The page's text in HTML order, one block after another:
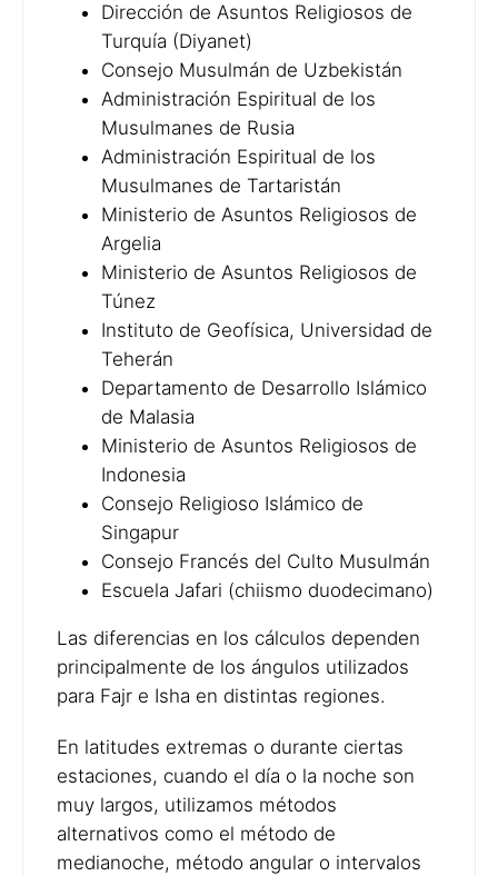
Dirección de Asuntos Religiosos de
Turquía (Diyanet)
Consejo Musulmán de Uzbekistán
Administración Espiritual de los
Musulmanes de Rusia
Administración Espiritual de los
Musulmanes de Tartaristán
Ministerio de Asuntos Religiosos de
Argelia
Ministerio de Asuntos Religiosos de
Túnez
Instituto de Geofísica, Universidad de
Teherán
Departamento de Desarrollo Islámico
de Malasia
Ministerio de Asuntos Religiosos de
Indonesia
Consejo Religioso Islámico de
Singapur
Consejo Francés del Culto Musulmán
Escuela Jafari (chiismo duodecimano)
Las diferencias en los cálculos dependen
principalmente de los ángulos utilizados
para Fajr e Isha en distintas regiones.
En latitudes extremas o durante ciertas
estaciones, cuando el día o la noche son
muy largos, utilizamos métodos
alternativos como el método de
medianoche, método angular o intervalos